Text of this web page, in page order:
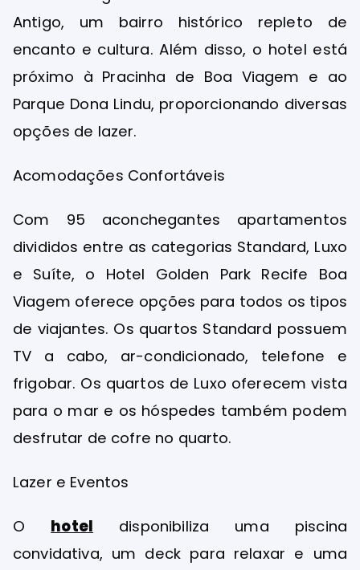
Antigo, um bairro histórico repleto de
encanto e cultura. Além disso, o hotel está
próximo à Pracinha de Boa Viagem e ao
Parque Dona Lindu, proporcionando diversas
opções de lazer.
Acomodações Confortáveis
Com 95 aconchegantes apartamentos
divididos entre as categorias Standard, Luxo
e Suíte, o Hotel Golden Park Recife Boa
Viagem oferece opções para todos os tipos
de viajantes. Os quartos Standard possuem
TV a cabo, ar-condicionado, telefone e
frigobar. Os quartos de Luxo oferecem vista
para o mar e os hóspedes também podem
desfrutar de cofre no quarto.
Lazer e Eventos
O hotel disponibiliza uma piscina
convidativa, um deck para relaxar e uma